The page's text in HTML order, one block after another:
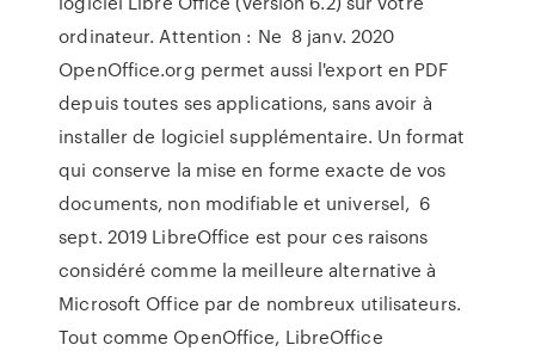
ordinateur. Attention : Ne 8 janv. 2020
OpenOffice.org permet aussi l'export en PDF
depuis toutes ses applications, sans avoir à
installer de logiciel supplémentaire. Un format
qui conserve la mise en forme exacte de vos
documents, non modifiable et universel, 6
sept. 2019 LibreOffice est pour ces raisons
considéré comme la meilleure alternative à
Microsoft Office par de nombreux utilisateurs.
Tout comme OpenOffice, LibreOffice